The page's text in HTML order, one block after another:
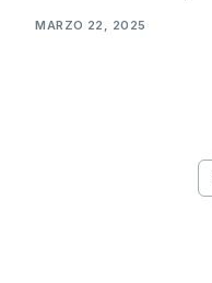
MARZO 22, 2025